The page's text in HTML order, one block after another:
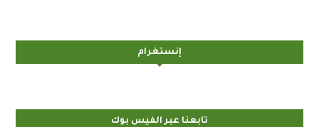
إنستغرام
تابعنا عبر الفيس بوك